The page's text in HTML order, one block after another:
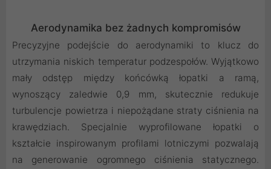
Aerodynamika bez żadnych kompromisów
Precyzyjne podejście do aerodynamiki to klucz do
utrzymania niskich temperatur podzespołów. Wyjątkowo
mały odstęp między końcówką łopatki a ramą,
wynoszący zaledwie 0,9 mm, skutecznie redukuje
turbulencje powietrza i niepożądane straty ciśnienia na
krawędziach. Specjalnie wyprofilowane łopatki o
kształcie inspirowanym profilami lotniczymi pozwalają
na generowanie ogromnego ciśnienia statycznego.